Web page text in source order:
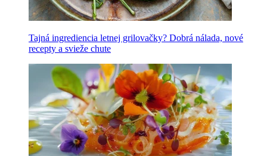
Tajná ingrediencia letnej grilovačky? Dobrá nálada, nové
recepty a svieže chute